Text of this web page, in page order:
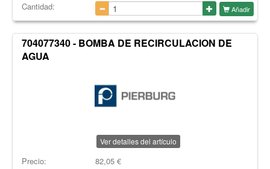
Cantidad: Añadir
704077340 - BOMBA DE RECIRCULACION DE
AGUA
Ver detalles del artículo
Precio: 82,05€